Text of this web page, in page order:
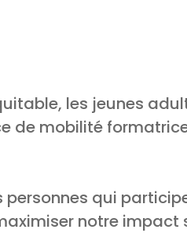
les jeunes
de mobilité
qui
notre impact